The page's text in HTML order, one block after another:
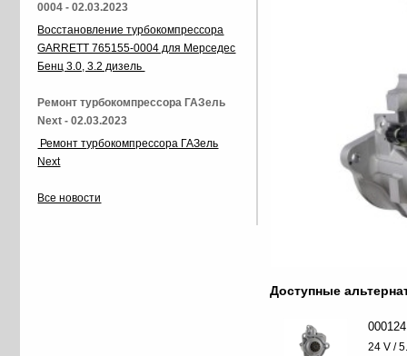
Доступные
24 V /
0004 - 02.03.2023
Восстановление турбокомпрессора
GARRETT 765155-0004 для Мерседес
Бенц 3.0, 3.2 дизель
Ремонт турбокомпрессора ГАЗель
Next - 02.03.2023
Ремонт турбокомпрессора ГАЗель
Next
Все новости